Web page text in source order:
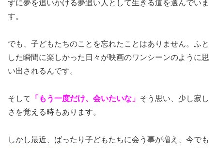
ずに夢を追いかける夢追い人として生きる道を選んでいま
す。
でも、子どもたちのことを忘れたことはありません。ふと
した瞬間に楽しかった日々が映画のワンシーンのように思
い出されるんです。
そして 「もう一度だけ、会いたいな」 そう思い、少し寂し
さを覚える時もあります。
しかし最近、ばったり子どもたちに会う事が増え、今でも